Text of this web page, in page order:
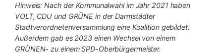
Hinweis: Nach der Kommunalwahl im Jahr 2021 haben
VOLT, CDU und GRÜNE in der Darmstädter
Stadtverordnetenversammlung eine Koalition gebildet.
Außerdem gab es 2023 einen Wechsel von einem
GRÜNEN- zu einem SPD-Oberbürgermeister.